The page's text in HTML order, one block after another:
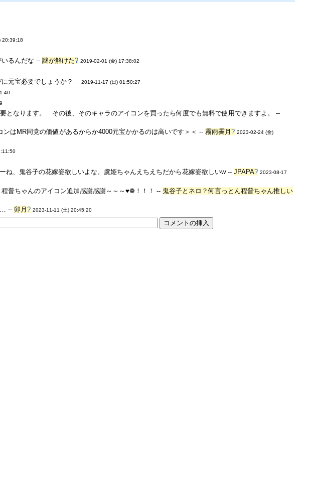
20:39:18
いるんだな --謎が解けた? 2019-02-01 (金) 17:38:02
に元宝必要でしょうか？ --2019-11-17 (日) 01:50:27
となります。 その後、そのキャラのアイコンを買ったら何度でも無料で使用できますよ。 --
はMR同党の価値があるからか4000元宝かかるのは高いです＞＜ --霧雨霽月? 2023-02-24 (金)
ね、鬼谷子の花嫁姿欲しいよな。虞姫ちゃんえちえちだから花嫁姿欲しいw --JPAPA? 2023-08-17
普ちゃんのアイコン追加感謝感謝～～～♥❁！！！ -- 鬼谷子とネロ？何言っとん程普ちゃん推しい
… -- 卯月? 2023-11-11 (土) 20:45:20